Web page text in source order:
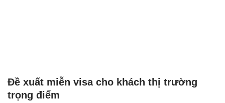
Đề xuất miễn visa cho khách thị trường
trọng điểm